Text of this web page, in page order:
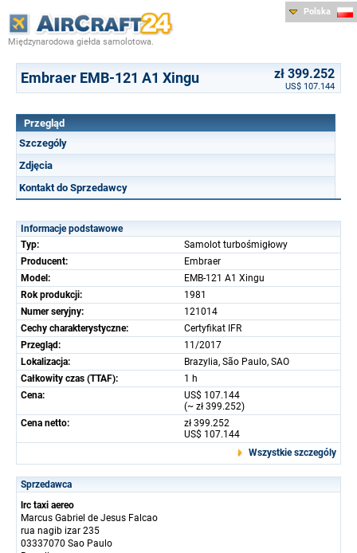
Międzynarodowa giełda samolotowa.
Polska
Embraer EMB-121 A1 Xingu zł 399.252
US$ 107.144
Przegląd
Szczególy
Zdjęcia
Kontakt do Sprzedawcy
Informacje podstawowe
Typ:
Samolot turbośmigłowy
Producent:
Embraer
Model:
EMB-121 A1 Xingu
Rok produkcji:
1981
Numer seryjny:
121014
Cechy charakterystyczne:
Certyfikat IFR
Przegląd:
11/2017
Lokalizacja:
Brazylia, São Paulo, SAO
Całkowity czas (TTAF):
1 h
Cena:
US$ 107.144
(~ zł 399.252)
Cena netto:
zł 399.252
US$ 107.144
Wszystkie szczególy
Sprzedawca
lrc taxi aereo
Marcus Gabriel de Jesus Falcao
rua nagib izar 235
03337070 Sao Paulo